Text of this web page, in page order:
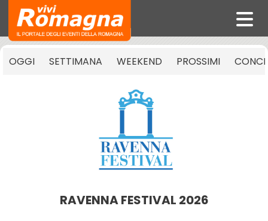
OGGI SETTIMANA WEEKEND PROSSIMI
RAVENNA FESTIVAL 2026